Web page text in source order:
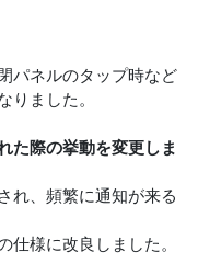
パネルのタップ時など
りました。
た際の挙動を変更しま
れ、頻繁に通知が来る
仕様に改良しました。